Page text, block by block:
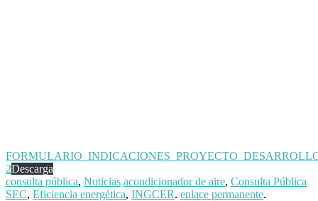
2Descarga
consulta pública, Noticias acondicionador de aire, Consulta Pública
SEC, Eficiencia energética, INGCER. enlace permanente.